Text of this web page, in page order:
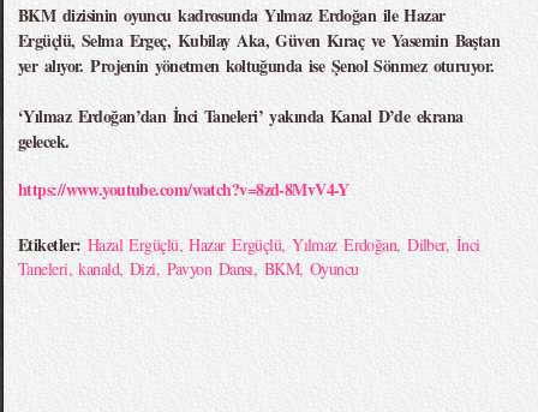
BKM dizisinin oyuncu kadrosunda Yılmaz Erdoğan ile Hazar
Ergüçlü, Selma Ergeç, Kubilay Aka, Güven Kıraç ve Yasemin Baştan
yer alıyor. Projenin yönetmen koltuğunda ise Şenol Sönmez oturuyor.
‘Yılmaz Erdoğan’dan İnci Taneleri’ yakında Kanal D’de ekrana
gelecek.
https://www.youtube.com/watch?v=8zd-8MvV4-Y
Etiketler: Hazal Ergüçlü,Hazar Ergüçlü,Yılmaz Erdoğan,Dilber, İnci
Taneleri,kanald, Dizi, Pavyon Dansı, BKM, Oyuncu